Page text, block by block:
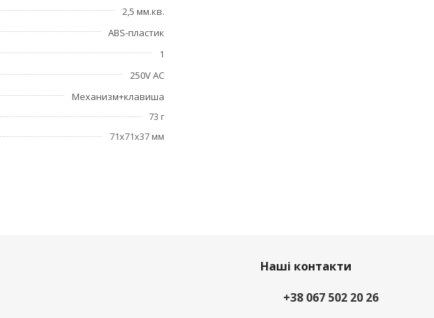
2,5 мм.кв.
ABS-пластик
1
250V AC
Механизм+клавиша
73 г
71x71x37 мм
Наші контакти
+38 067 502 20 26